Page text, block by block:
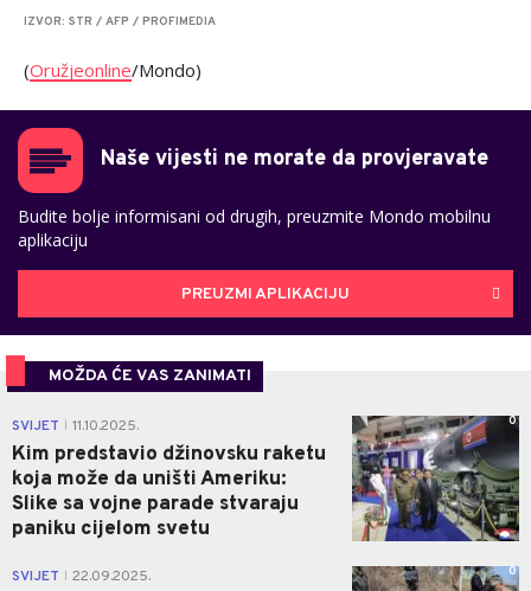
IZVOR: STR / AFP / PROFIMEDIA
(Oružjeonline/Mondo)
Naše vijesti ne morate da provjeravate
Budite bolje informisani od drugih, preuzmite Mondo mobilnu
aplikaciju
PREUZMI APLIKACIJU
MOŽDA ĆE VAS ZANIMATI
SVIJET 11.10.2025.
Kim predstavio džinovsku raketu
koja može da uništi Ameriku:
Slike sa vojne parade stvaraju
paniku cijelom svetu
0
SVIJET 22.09.2025. 0